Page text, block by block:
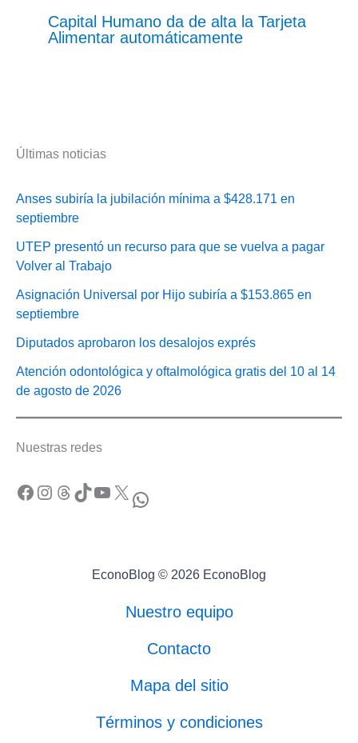
Capital Humano da de alta la Tarjeta
Alimentar automáticamente
Últimas noticias
Anses subiría la jubilación mínima a $428.171 en
septiembre
UTEP presentó un recurso para que se vuelva a pagar
Volver al Trabajo
Asignación Universal por Hijo subiría a $153.865 en
septiembre
Diputados aprobaron los desalojos exprés
Atención odontológica y oftalmológica gratis del 10 al 14
de agosto de 2026
Nuestras redes
Facebook Instagram Threads TikTok YouTube X WhatsApp
EconoBlog © 2026 EconoBlog
Nuestro equipo
Contacto
Mapa del sitio
Términos y condiciones